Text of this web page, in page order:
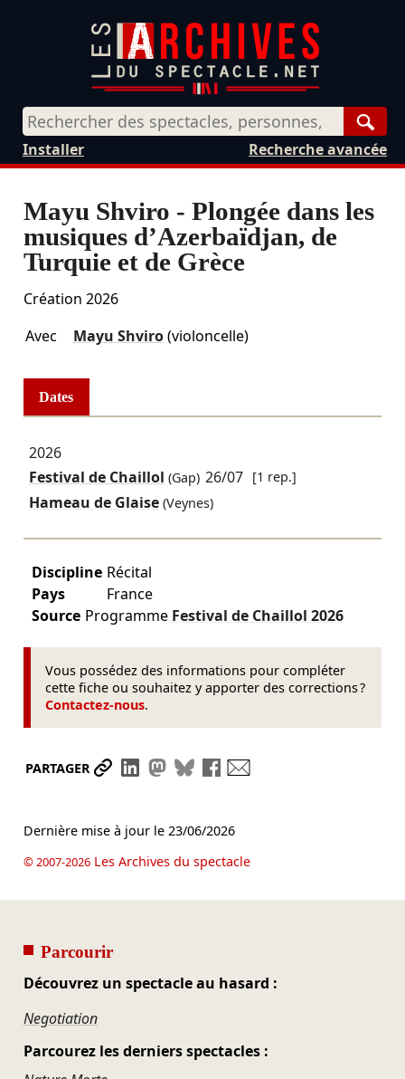
Recherche avancée
Installer
Mayu Shviro - Plongée dans les
musiques d’Azerbaïdjan, de
Turquie et de Grèce
Création 2026
Avec
Mayu Shviro (violoncelle)
Dates
2026
Festival de Chaillol (Gap) 26/07 [1 rep.]
Hameau de Glaise (Veynes)
Discipline Récital
Pays
France
Source Programme Festival de Chaillol 2026
Vous possédez des informations pour compléter
cette fiche ou souhaitez y apporter des corrections ?
Contactez-nous.
PARTAGER Partager le lien
Partager sur LinkedIn
Partager sur Mastodon
Partager sur Bluesky
Partager sur Facebook
Dernière mise à jour le 23/06/2026
© 2007-2026Les Archives du spectacle
Parcourir
Découvrez un spectacle au hasard :
Negotiation
Parcourez les derniers spectacles :